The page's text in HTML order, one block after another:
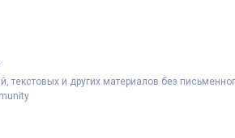
и других материалов без